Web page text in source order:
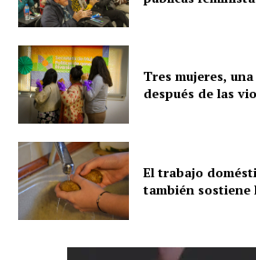
Tres mujeres,
después de las
El trabajo
también sostiene